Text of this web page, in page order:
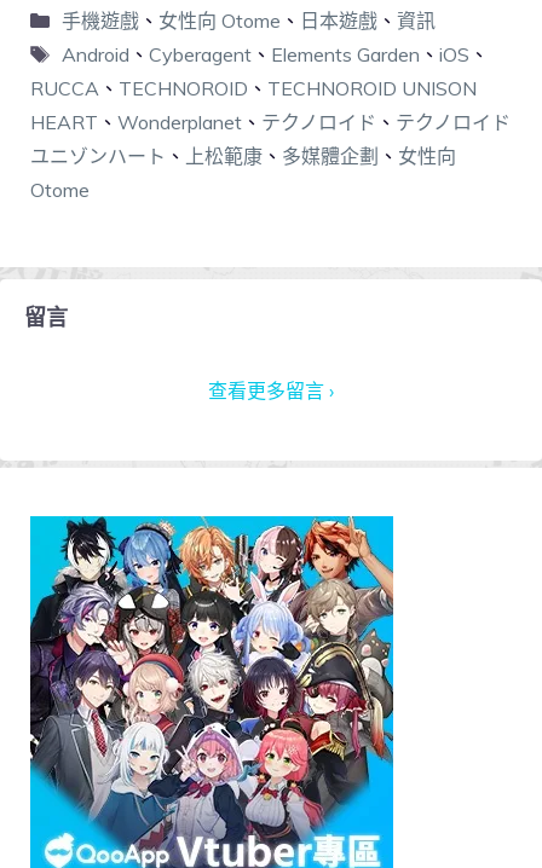
手機遊戲、 女性向 Otome 、 日本遊戲、 資訊
Android 、 Cyberagent、 Elements Garden 、 iOS 、
RUCCA 、 TECHNOROID 、 TECHNOROID UNISON
HEART 、 Wonderplanet 、 テクノロイド 、 テクノロイド
ユニゾンハート 、 上松範康 、 多媒體企劃 、 女性向
Otome
留言
查看更多留言 ›